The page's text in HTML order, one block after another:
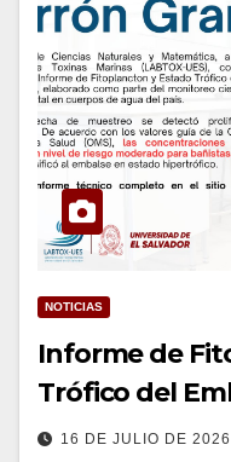
NOTICIAS
Informe de
Trófico del
16 DE JULIO DE 2026